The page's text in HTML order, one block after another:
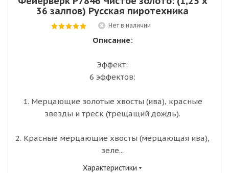
36 залпов) Русская пиротехника
Нет в наличии
Описание:
Эффект:
6 эффектов:
1. Мерцающие золотые хвосты (ива), красные
звезды и треск (трещащий дождь).
2. Красные мерцающие хвосты (мерцающая ива),
зеле...
Характеристики